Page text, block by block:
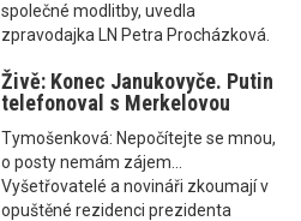
společné modlitby, uvedla
zpravodajka LN Petra Procházková.
Živě: Konec Janukovyče. Putin
telefonoval s Merkelovou
Tymošenková: Nepočítejte se mnou,
o posty nemám zájem...
Vyšetřovatelé a novináři zkoumají v
opuštěné rezidenci prezidenta